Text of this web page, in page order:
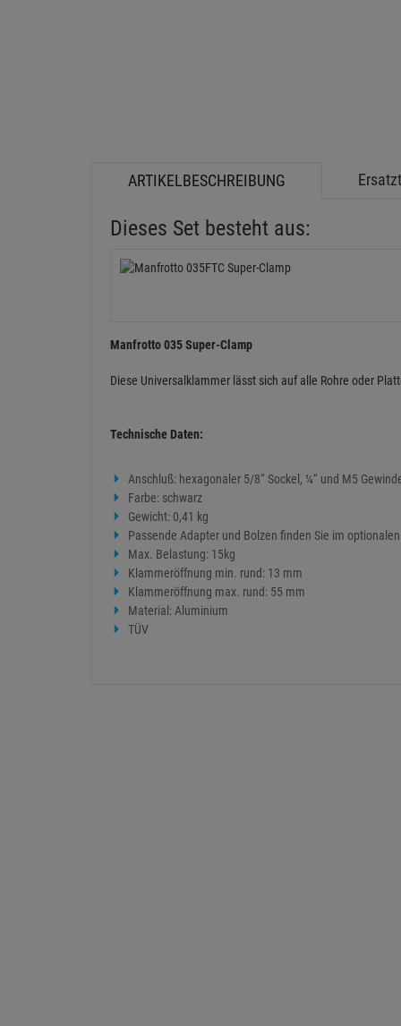
ARTIKELBESCHREIBUNG
Dieses Set besteht aus:
Manfrotto 035 Super-Clamp
Diese Universalklammer lässt sich auf alle Rohre oder
Technische Daten:
Anschluß: hexagonaler 5/8“ Sockel, ¼“ und M5
Farbe: schwarz
Gewicht: 0,41 kg
Passende Adapter und Bolzen finden Sie im
Max. Belastung: 15kg
Klammeröffnung min. rund: 13 mm
Klammeröffnung max. rund: 55 mm
Material: Aluminium
TÜV